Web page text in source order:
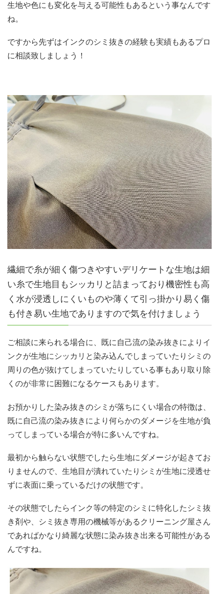
生地や色にも変化を与える可能性もあるという事なんです
ね。
ですから先ずはインクのシミ抜きの経験も実績もあるプロ
に相談致しましょう！
繊細で糸が細く傷つきやすいデリケートな生地は細
い糸で生地目もシッカリと詰まっており機密性も高
く水が浸透しにくいものや薄くて引っ掛かり易く傷
も付き易い生地でありますので気を付けましょう
ご相談に来られる場合に、既に自己流の染み抜きによりイ
ンクが生地にシッカリと染み込んでしまっていたりシミの
周りの色が抜けてしまっていたりしている事もあり取り除
くのが非常に困難になるケースもあります。
お預かりした染み抜きのシミが落ちにくい場合の特徴は、
既に自己流の染み抜きにより何らかのダメージを生地が負
ってしまっている場合が特に多いんですね。
最初から触らない状態でしたら生地にダメージが起きてお
りませんので、生地目が潰れていたりシミが生地に浸透せ
ずに表面に乗っているだけの状態です。
その状態でしたらインク等の特定のシミに特化したシミ抜
き剤や、シミ抜き専用の機械等があるクリーニング屋さん
であればかなり綺麗な状態に染み抜き出来る可能性がある
んですね。